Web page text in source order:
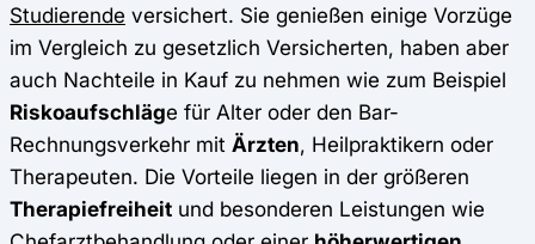
Studierende versichert. Sie genießen einige Vorzüge
im Vergleich zu gesetzlich Versicherten, haben aber
auch Nachteile in Kauf zu nehmen wie zum Beispiel
Riskoaufschläge für Alter oder den Bar-
Rechnungsverkehr mit Ärzten, Heilpraktikern oder
Therapeuten. Die Vorteile liegen in der größeren
Therapiefreiheit und besonderen Leistungen wie